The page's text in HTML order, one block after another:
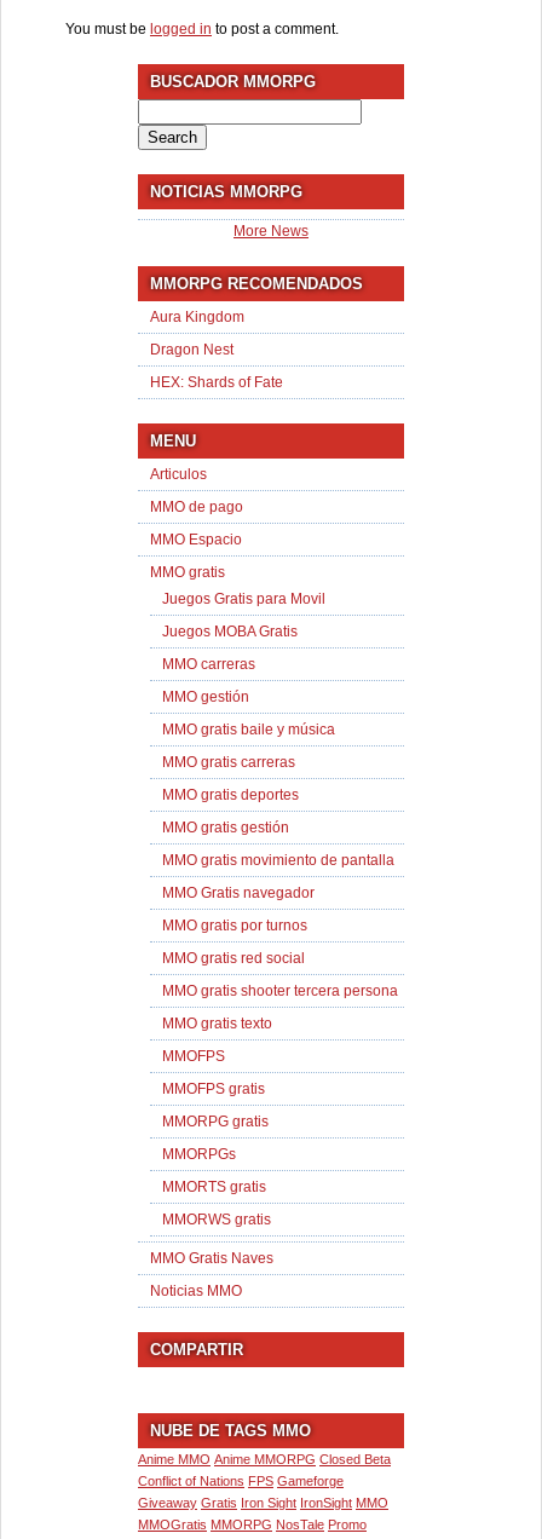
You must be logged in to post a comment.
BUSCADOR MMORPG
for:
NOTICIAS MMORPG
More News
MMORPG RECOMENDADOS
Aura Kingdom
Dragon Nest
HEX: Shards of Fate
MENU
Articulos
MMO de pago
MMO Espacio
MMO gratis
Juegos Gratis para Movil
Juegos MOBA Gratis
MMO carreras
MMO gestión
MMO gratis baile y música
MMO gratis carreras
MMO gratis deportes
MMO gratis gestión
MMO gratis movimiento de pantalla
MMO Gratis navegador
MMO gratis por turnos
MMO gratis red social
MMO gratis shooter tercera persona
MMO gratis texto
MMOFPS
MMOFPS gratis
MMORPG gratis
MMORPGs
MMORTS gratis
MMORWS gratis
MMO Gratis Naves
Noticias MMO
COMPARTIR
NUBE DE TAGS MMO
Anime MMO Anime MMORPG Closed Beta
Conflict of Nations FPS Gameforge
Giveaway Gratis Iron Sight IronSight MMO
MMOGratis MMORPG NosTale Promo